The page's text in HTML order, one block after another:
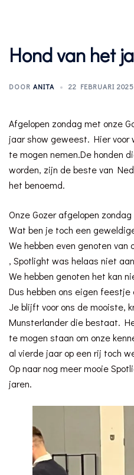
Hond van het
DOOR ANITA 22 FEBRUARI 2025
Afgelopen zondag met onze
jaar show geweest. Hier
te mogen nemen.De honden
worden, zijn de beste van
het benoemd.
Onze Gozer afgelopen
Wat ben je toch een
We hebben even genoten van
, Spotlight was helaas niet
We hebben genoten het kan
Dus hebben ons eigen feestje
Je blijft voor ons de mooiste,
Munsterlander die bestaat.
te mogen staan om onze
al vierde jaar op een rij toch
Op naar nog meer mooie
jaren.